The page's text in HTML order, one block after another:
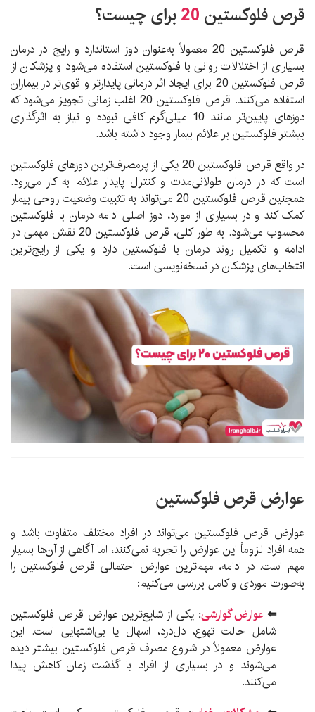
قرص فلوکستین 20برای چیست؟
قرص فلوکستین 20 معمولاً به‌عنوان دوز استاندارد و رایج در درمان
بسیاری از اختلالات روانی با فلوکستین استفاده می‌شود و پزشکان از
قرص فلوکستین 20 برای ایجاد اثر درمانی پایدارتر و قوی‌تر در بیماران
استفاده می‌کنند. قرص فلوکستین 20 اغلب زمانی تجویز می‌شود که
دوزهای پایین‌تر مانند 10 میلی‌گرم کافی نبوده و نیاز به اثرگذاری
بیشتر فلوکستین بر علائم بیمار وجود داشته باشد.
در واقع قرص فلوکستین 20 یکی از پرمصرف‌ترین دوزهای فلوکستین
است که در درمان طولانی‌مدت و کنترل پایدار علائم به کار می‌رود.
همچنین قرص فلوکستین 20 می‌تواند به تثبیت وضعیت روحی بیمار
کمک کند و در بسیاری از موارد، دوز اصلی ادامه درمان با فلوکستین
محسوب می‌شود. به طور کلی، قرص فلوکستین 20 نقش مهمی در
ادامه و تکمیل روند درمان با فلوکستین دارد و یکی از رایج‌ترین
انتخاب‌های پزشکان در نسخه‌نویسی است.
عوارض قرص فلوکستین
عوارض قرص فلوکستین می‌تواند در افراد مختلف متفاوت باشد و
همه افراد لزوماً این عوارض را تجربه نمی‌کنند، اما آگاهی از آن‌ها بسیار
مهم است. در ادامه، مهم‌ترین عوارض احتمالی قرص فلوکستین را
به‌صورت موردی و کامل بررسی می‌کنیم:
⇐ عوارض گوارشی: یکی از شایع‌ترین عوارض قرص فلوکستین
شامل حالت تهوع، دل‌درد، اسهال یا بی‌اشتهایی است. این
عوارض معمولاً در شروع مصرف قرص فلوکستین بیشتر دیده
می‌شوند و در بسیاری از افراد با گذشت زمان کاهش پیدا
می‌کنند.